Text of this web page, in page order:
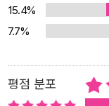
리는 능력을 갖춰야
흘러간 옛이야기가 된
로움을 발견한 사람들
족을 누리며 산다. 이
누구나 생각의 복잡함을
15.4%
7.7%
평점 분포